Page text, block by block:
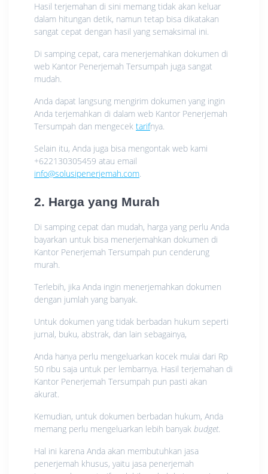
Hasil terjemahan di sini memang tidak akan keluar
dalam hitungan detik, namun tetap bisa dikatakan
sangat cepat dengan hasil yang semaksimal ini.
Di samping cepat, cara menerjemahkan dokumen di
web Kantor Penerjemah Tersumpah juga sangat
mudah.
Anda dapat langsung mengirim dokumen yang ingin
Anda terjemahkan di dalam web Kantor Penerjemah
Tersumpah dan mengecek tarifnya.
Selain itu, Anda juga bisa mengontak web kami
+622130305459 atau email
info@solusipenerjemah.com.
2. Harga yang Murah
Di samping cepat dan mudah, harga yang perlu Anda
bayarkan untuk bisa menerjemahkan dokumen di
Kantor Penerjemah Tersumpah pun cenderung
murah.
Terlebih, jika Anda ingin menerjemahkan dokumen
dengan jumlah yang banyak.
Untuk dokumen yang tidak berbadan hukum seperti
jurnal, buku, abstrak, dan lain sebagainya,
Anda hanya perlu mengeluarkan kocek mulai dari Rp
50 ribu saja untuk per lembarnya. Hasil terjemahan di
Kantor Penerjemah Tersumpah pun pasti akan
akurat.
Kemudian, untuk dokumen berbadan hukum, Anda
memang perlu mengeluarkan lebih banyak budget.
Hal ini karena Anda akan membutuhkan jasa
penerjemah khusus, yaitu jasa penerjemah